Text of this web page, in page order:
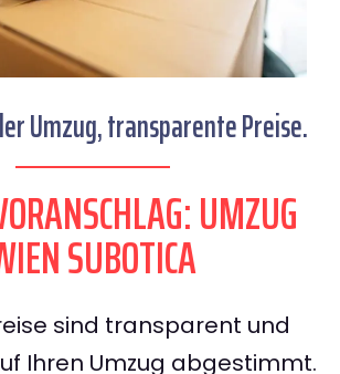
Umzug, transparente Preise.
UMZUG
SUBOTICA
sind transparent und
Ihren Umzug abgestimmt.